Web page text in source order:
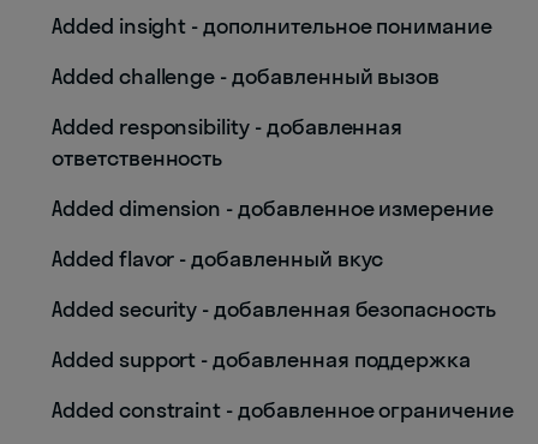
Added insight - дополнительное понимание
Added challenge - добавленный вызов
Added responsibility - добавленная
ответственность
Added dimension - добавленное измерение
Added flavor - добавленный вкус
Added security - добавленная безопасность
Added support - добавленная поддержка
Added constraint - добавленное ограничение